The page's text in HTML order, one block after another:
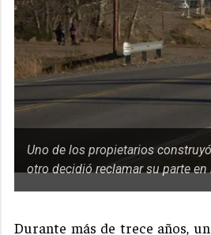
Uno de los propietarios
otro decidió reclamar su parte
Durante más de trece años,